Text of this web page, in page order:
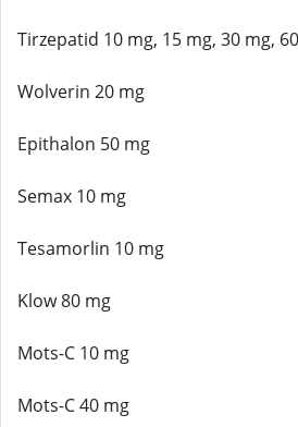
Tirzepatid 10 mg, 15 mg, 30 mg,
Wolverin 20 mg
Epithalon 50 mg
Semax 10 mg
Tesamorlin 10 mg
Klow 80 mg
Mots-C 10 mg
Mots-C 40 mg